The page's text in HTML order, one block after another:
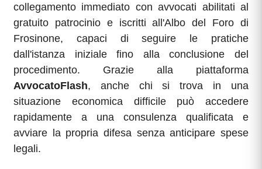
collegamento immediato con avvocati abilitati al
gratuito patrocinio e iscritti all'Albo del Foro di
Frosinone, capaci di seguire le pratiche
dall'istanza iniziale fino alla conclusione del
procedimento. Grazie alla piattaforma
AvvocatoFlash, anche chi si trova in una
situazione economica difficile può accedere
rapidamente a una consulenza qualificata e
avviare la propria difesa senza anticipare spese
legali.